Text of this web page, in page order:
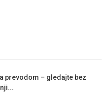
prevodom – gledajte bez